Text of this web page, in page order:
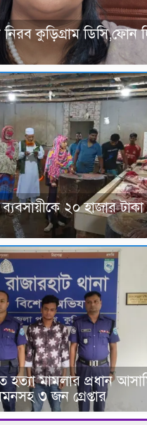
নিরব কুড়িগ্রাম ডিসি,ফোন
২০ হাজার টাকা
হত্যা মামলার প্রধান
৩ জন গ্রেপ্তার